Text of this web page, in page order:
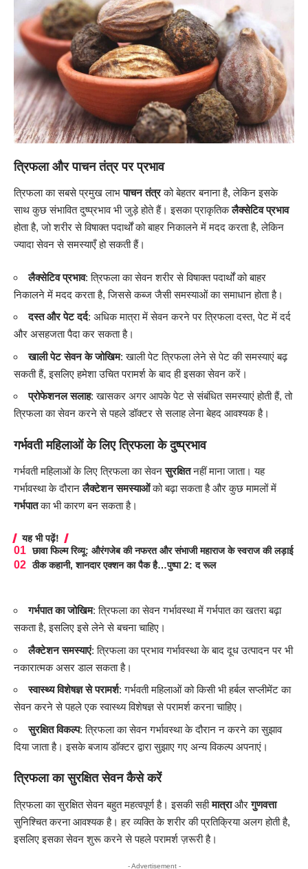
त्रिफला और पाचन तंत्र पर प्रभाव
त्रिफला का सबसे प्रमुख लाभपाचन तंत्रको बेहतर बनाना है, लेकिन इसके
साथ कुछ संभावित दुष्प्रभाव भी जुड़े होते हैं। इसका प्राकृतिकलैक्सेटिव प्रभाव
होता है, जो शरीर से विषाक्त पदार्थों को बाहर निकालने में मदद करता है, लेकिन
ज्यादा सेवन से समस्याएँ हो सकती हैं।
लैक्सेटिव प्रभाव: त्रिफला का सेवन शरीर से विषाक्त पदार्थों को बाहर
निकालने में मदद करता है, जिससे कब्ज जैसी समस्याओं का समाधान होता है।
दस्त और पेट दर्द: अधिक मात्रा में सेवन करने पर त्रिफला दस्त, पेट में दर्द
और असहजता पैदा कर सकता है।
खाली पेट सेवन के जोखिम: खाली पेट त्रिफला लेने से पेट की समस्याएं बढ़
सकती हैं, इसलिए हमेशा उचित परामर्श के बाद ही इसका सेवन करें।
प्रोफेशनल सलाह: खासकर अगर आपके पेट से संबंधित समस्याएं होती हैं, तो
त्रिफला का सेवन करने से पहले डॉक्टर से सलाह लेना बेहद आवश्यक है।
गर्भवती महिलाओं के लिए त्रिफला के दुष्प्रभाव
गर्भवती महिलाओं के लिए त्रिफला का सेवनसुरक्षितनहीं माना जाता। यह
गर्भावस्था के दौरानलैक्टेशन समस्याओंको बढ़ा सकता है और कुछ मामलों में
गर्भपातका भी कारण बन सकता है।
यह भी पढ़ें!
छावा फिल्म रिव्यू: औरंगजेब की नफरत और संभाजी महाराज के स्वराज की लड़ाई
ठीक कहानी, शानदार एक्शन का पैक है…पुष्पा 2: द रूल
गर्भपात का जोखिम: त्रिफला का सेवन गर्भावस्था में गर्भपात का खतरा बढ़ा
सकता है, इसलिए इसे लेने से बचना चाहिए।
लैक्टेशन समस्याएं: त्रिफला का प्रभाव गर्भावस्था के बाद दूध उत्पादन पर भी
नकारात्मक असर डाल सकता है।
स्वास्थ्य विशेषज्ञ से परामर्श: गर्भवती महिलाओं को किसी भी हर्बल सप्लीमेंट का
सेवन करने से पहले एक स्वास्थ्य विशेषज्ञ से परामर्श करना चाहिए।
सुरक्षित विकल्प: त्रिफला का सेवन गर्भावस्था के दौरान न करने का सुझाव
दिया जाता है। इसके बजाय डॉक्टर द्वारा सुझाए गए अन्य विकल्प अपनाएं।
त्रिफला का सुरक्षित सेवन कैसे करें
त्रिफला का सुरक्षित सेवन बहुत महत्वपूर्ण है। इसकी सहीमात्राऔरगुणवत्ता
सुनिश्चित करना आवश्यक है। हर व्यक्ति के शरीर की प्रतिक्रिया अलग होती है,
इसलिए इसका सेवन शुरू करने से पहले परामर्श ज़रूरी है।
- Advertisement -